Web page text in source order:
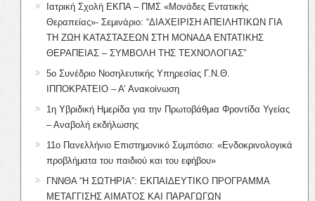
Ιατρική Σχολή ΕΚΠΑ – ΠΜΣ «Μονάδες Εντατικής
Θεραπείας»- Σεμινάριο: “ΔΙΑΧΕΙΡΙΣΗ ΑΠΕΙΛΗΤΙΚΩΝ ΓΙΑ
ΤΗ ΖΩΗ ΚΑΤΑΣΤΑΣΕΩΝ ΣΤΗ ΜΟΝΑΔΑ ΕΝΤΑΤΙΚΗΣ
ΘΕΡΑΠΕΙΑΣ – ΣΥΜΒΟΛΗ ΤΗΣ ΤΕΧΝΟΛΟΓΙΑΣ”
5ο Συνέδριο Νοσηλευτικής Υπηρεσίας Γ.Ν.Θ.
ΙΠΠΟΚΡΑΤΕΙΟ – Α’ Ανακοίνωση
1η Υβριδική Ημερίδα για την Πρωτοβάθμια Φροντίδα Υγείας
– Αναβολή εκδήλωσης
11ο Πανελλήνιο Επιστημονικό Συμπόσιο: «Ενδοκρινολογικά
προβλήματα του παιδιού και του εφήβου»
ΓΝΝΘΑ “Η ΣΩΤΗΡΙΑ”: ΕΚΠΑΙΔΕΥΤΙΚΟ ΠΡΟΓΡΑΜΜΑ
ΜΕΤΑΓΓΙΣΗΣ ΑΙΜΑΤΟΣ ΚΑΙ ΠΑΡΑΓΩΓΩΝ